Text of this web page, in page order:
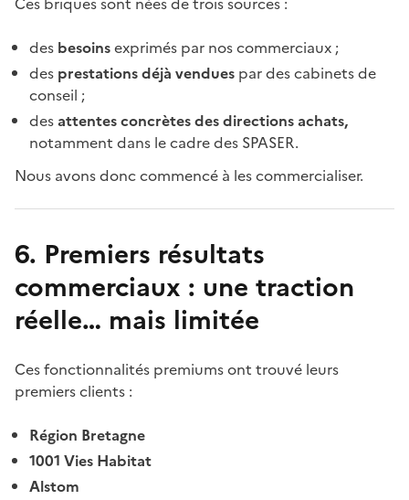
des besoinsexprimés par nos commerciaux ;
des prestations déjà vendues par des cabinets de
conseil ;
desattentes concrètes des directions achats,
notamment dans le cadre des SPASER.
Nous avons donc commencé à les commercialiser.
6. Premiers résultats
commerciaux : une traction
réelle… mais limitée
Ces fonctionnalités premiums ont trouvé leurs
premiers clients :
Région Bretagne
1001 Vies Habitat
Alstom